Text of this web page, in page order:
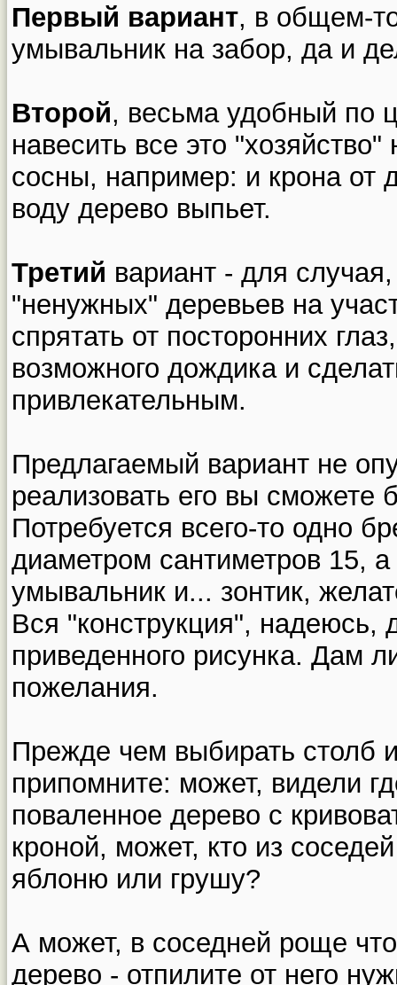
Первый вариант, в общем-
умывальник на забор, да и
Второй, весьма удобный по
навесить все это
сосны, например: и крона от
воду дерево выпьет.
Третий вариант - для
"ненужных" деревьев на
спрятать от посторонних
возможного дождика и
привлекательным.
Предлагаемый вариант не
реализовать его вы сможете
Потребуется всего-то одно
диаметром сантиметров 15,
умывальник и... зонтик,
Вся "конструкция", надеюсь,
приведенного рисунка. Дам
пожелания.
Прежде чем выбирать столб
припомните: может, видели
поваленное дерево с
кроной, может, кто из
яблоню или грушу?
А может, в соседней роще
дерево - отпилите от него